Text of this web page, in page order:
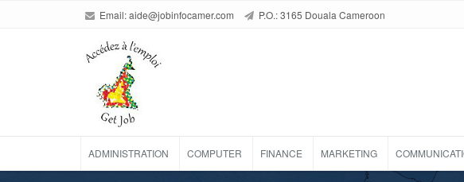
Email:aide@jobinfocamer.com P.O.: 3165 Douala Cameroon
ADMINISTRATION COMPUTER FINANCE MARKETING